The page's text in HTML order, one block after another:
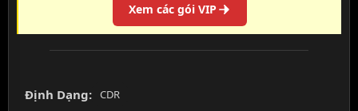
Xem các gói VIP
Định Dạng: CDR